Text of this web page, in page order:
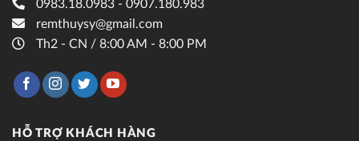
0983.18.0983 - 0907.180.983
remthuysy@gmail.com
Th2 - CN / 8:00 AM - 8:00 PM
HỖ TRỢ KHÁCH HÀNG